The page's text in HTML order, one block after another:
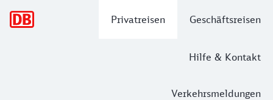
Privatreisen Geschäftsreisen
Hilfe & Kontakt
Verkehrsmeldungen